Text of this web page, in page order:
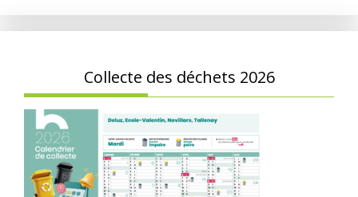
Collecte des déchets 2026